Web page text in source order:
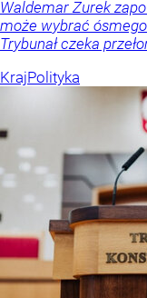
Waldemar Żurek
może wybrać
Trybunał czeka
KrajPolityka